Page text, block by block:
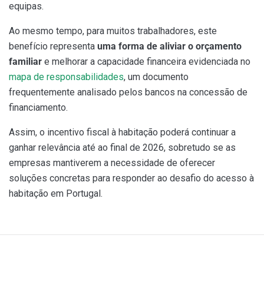
equipas.
Ao mesmo tempo, para muitos trabalhadores, este
benefício representa uma forma de aliviar o orçamento
familiar e melhorar a capacidade financeira evidenciada no
mapa de responsabilidades, um documento
frequentemente analisado pelos bancos na concessão de
financiamento.
Assim, o incentivo fiscal à habitação poderá continuar a
ganhar relevância até ao final de 2026, sobretudo se as
empresas mantiverem a necessidade de oferecer
soluções concretas para responder ao desafio do acesso à
habitação em Portugal.